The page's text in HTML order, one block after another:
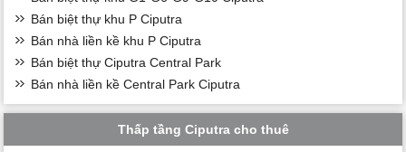
Bán biệt thự khu P Ciputra
Bán nhà liền kề khu P Ciputra
Bán biệt thự Ciputra Central Park
Bán nhà liền kề Central Park Ciputra
Thấp tầng Ciputra cho thuê